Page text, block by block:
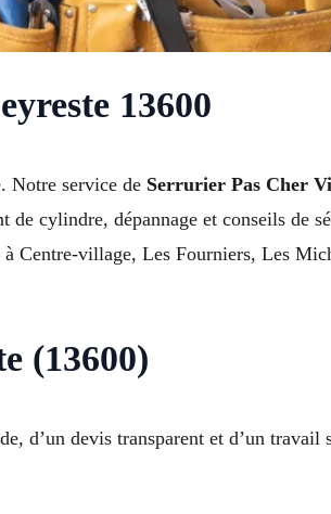
13600
Notre service de Serrurier Pas Cher
cylindre, dépannage et conseils de
Centre-village, Les Fourniers, Les
(13600)
d’un devis transparent et d’un travail